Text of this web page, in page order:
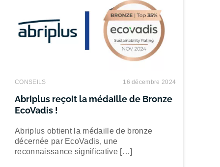
CONSEILS 16 décembre 2024
Abriplus reçoit la médaille de Bronze
EcoVadis !
Abriplus obtient la médaille de bronze
décernée par EcoVadis, une
reconnaissance significative […]